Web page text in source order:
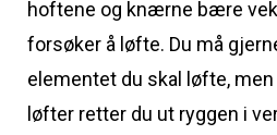
hoftene og knærne bære
forsøker å løfte. Du må
elementet du skal løfte,
løfter retter du ut ryggen i